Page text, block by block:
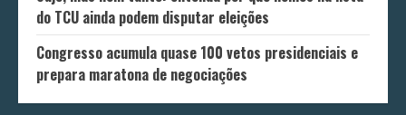
do TCU ainda podem disputar eleições
Congresso acumula quase 100 vetos presidenciais e
prepara maratona de negociações